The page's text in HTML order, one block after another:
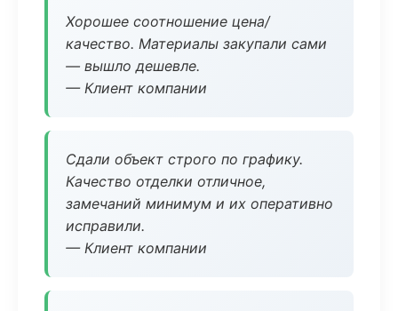
Хорошее соотношение цена/
качество. Материалы закупали сами
— вышло дешевле.
— Клиент компании
Сдали объект строго по графику.
Качество отделки отличное,
замечаний минимум и их оперативно
исправили.
— Клиент компании